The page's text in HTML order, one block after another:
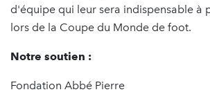
d'équipe qui leur sera indispensable à
lors de la Coupe du Monde de foot.
Notre soutien :
​Fondation Abbé Pierre